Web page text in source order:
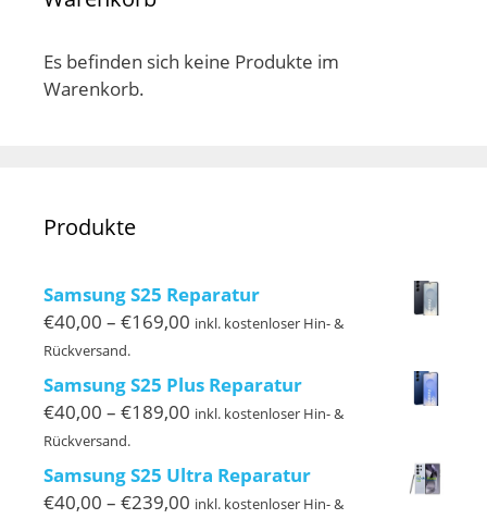
Es befinden sich keine Produkte im
Warenkorb.
Produkte
Samsung S25 Reparatur
€40,00 – €169,00 Preisspanne:
bis
€169,00
inkl. kostenloser Hin- &
Rückversand.
Samsung S25 Plus Reparatur
€40,00 – €189,00 Preisspanne:
bis
€189,00
inkl. kostenloser Hin- &
Rückversand.
Samsung S25 Ultra Reparatur
€40,00 – €239,00 Preisspanne:
inkl. kostenloser Hin- &